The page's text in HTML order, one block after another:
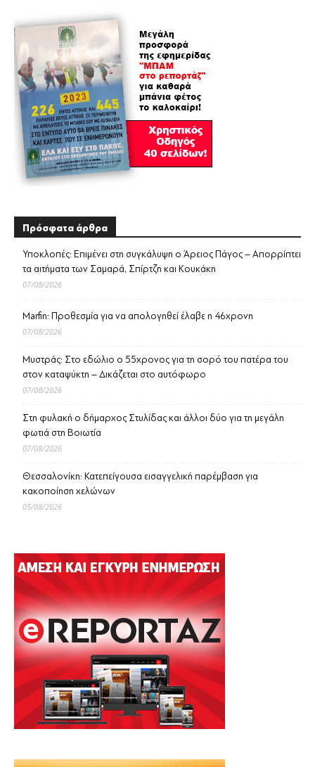
Πρόσφατα άρθρα
Υποκλοπές: Επιμένει στη συγκάλυψη ο Άρειος Πάγος – Απορρίπτει
τα αιτήματα των Σαμαρά, Σπίρτζη και Κουκάκη
07/08/2026
Marfin: Προθεσμία για να απολογηθεί έλαβε η 46χρονη
07/08/2026
Μυστράς: Στο εδώλιο ο 55χρονος για τη σορό του πατέρα του
στον καταψύκτη – Δικάζεται στο αυτόφωρο
07/08/2026
Στη φυλακή ο δήμαρχος Στυλίδας και άλλοι δύο για τη μεγάλη
φωτιά στη Βοιωτία
07/08/2026
Θεσσαλονίκη: Κατεπείγουσα εισαγγελική παρέμβαση για
κακοποίηση χελώνων
05/08/2026